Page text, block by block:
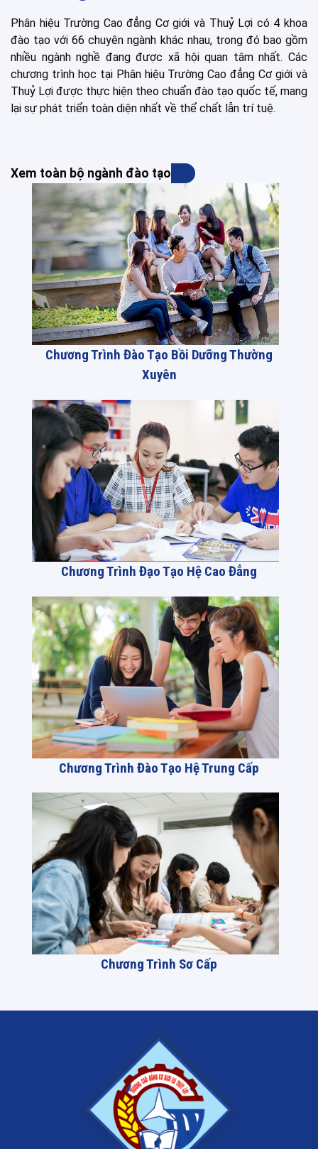
Phân hiệu Trường Cao đẳng Cơ giới và Thuỷ Lợi có 4 khoa
đào tạo với 66 chuyên ngành khác nhau, trong đó bao gồm
nhiều ngành nghề đang được xã hội quan tâm nhất. Các
chương trình học tại Phân hiệu Trường Cao đẳng Cơ giới và
Thuỷ Lợi được thực hiện theo chuẩn đào tạo quốc tế, mang
lại sự phát triển toàn diện nhất về thể chất lẫn trí tuệ.
Xem toàn bộ ngành đào tạo
Chương Trình Đào Tạo Bồi Dưỡng Thường
Xuyên
Chương Trình Đạo Tạo Hệ Cao Đẳng
Chương Trình Đào Tạo Hệ Trung Cấp
Chương Trình Sơ Cấp